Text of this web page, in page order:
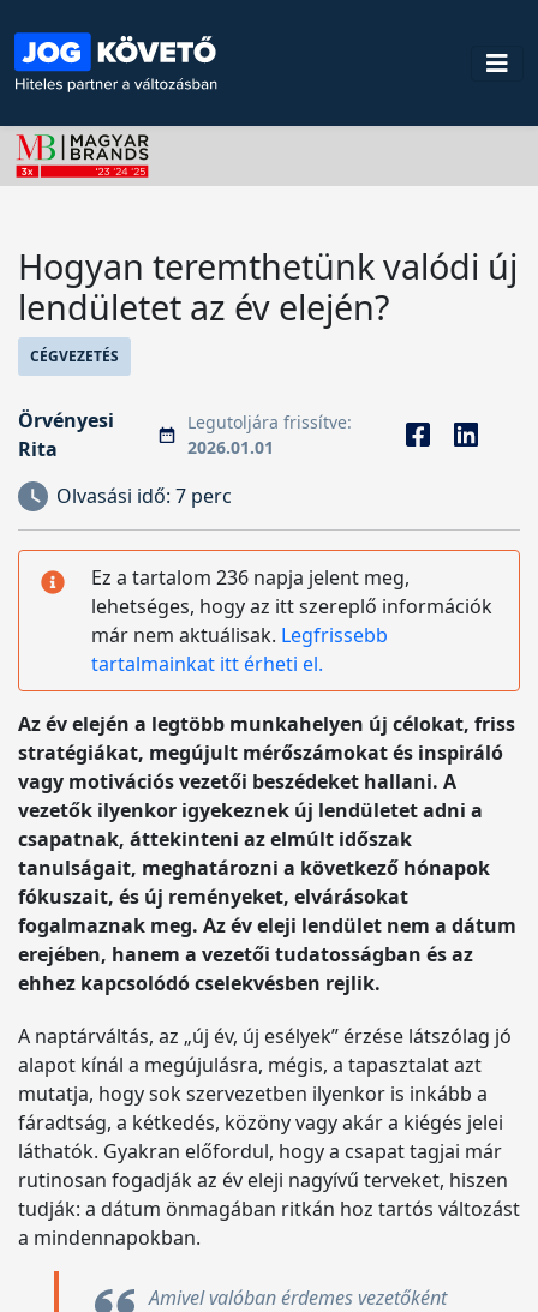
Hogyan teremthetünk valódi új
lendületet az év elején?
CÉGVEZETÉS
Örvényesi
Rita
Legutoljára frissítve:
2026.01.01
Olvasási idő: 7 perc
Ez a tartalom 236 napja jelent meg,
lehetséges, hogy az itt szereplő információk
már nem aktuálisak. Legfrissebb
tartalmainkat itt érheti el.
Az év elején a legtöbb munkahelyen új célokat, friss
stratégiákat, megújult mérőszámokat és inspiráló
vagy motivációs vezetői beszédeket hallani. A
vezetők ilyenkor igyekeznek új lendületet adni a
csapatnak, áttekinteni az elmúlt időszak
tanulságait, meghatározni a következő hónapok
fókuszait, és új reményeket, elvárásokat
fogalmaznak meg. Az év eleji lendület nem a dátum
erejében, hanem a vezetői tudatosságban és az
ehhez kapcsolódó cselekvésben rejlik.
A naptárváltás, az „új év, új esélyek” érzése látszólag jó
alapot kínál a megújulásra, mégis, a tapasztalat azt
mutatja, hogy sok szervezetben ilyenkor is inkább a
fáradtság, a kétkedés, közöny vagy akár a kiégés jelei
láthatók. Gyakran előfordul, hogy a csapat tagjai már
rutinosan fogadják az év eleji nagyívű terveket, hiszen
tudják: a dátum önmagában ritkán hoz tartós változást
a mindennapokban.
Amivel valóban érdemes vezetőként